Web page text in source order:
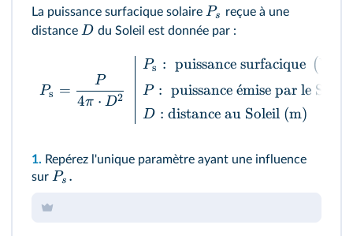
La puissance surfacique solaire Ps
reçue à une
distance D du Soleil est donnée par :
Ps =
4π ⋅ D2
P
Ps : puissance surfacique (
P : puissance e
ˊmise par le Soleil
D : distance au Soleil (m)
1. Repérez l'unique paramètre ayant une influence
sur Ps .